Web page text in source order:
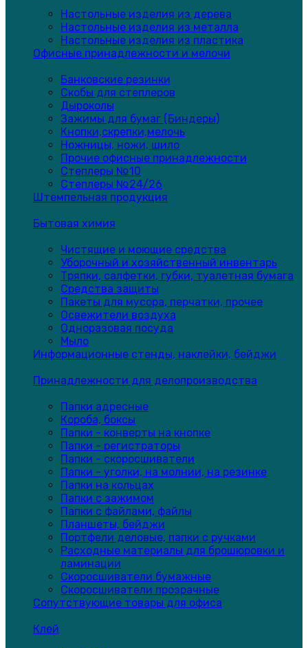
Настольные изделия из дерева
Настольные изделия из металла
Настольные изделия из пластика
Офисные принадлежности и мелочи
Банковские резинки
Скобы для степлеров
Дыроколы
Зажимы для бумаг (Биндеры)
Кнопки,скрепки,мелочь
Ножницы, ножи, шило
Прочие офисные принадлежности
Степлеры №10
Степлеры №24/26
Штемпельная продукция
Бытовая химия
Чистящие и моющие средства
Уборочный и хозяйственный инвентарь
Тряпки, салфетки, губки, туалетная бумага
Средства защиты
Пакеты для мусора, перчатки, прочее
Освежители воздуха
Одноразовая посуда
Мыло
Информационные стенды, наклейки, бейджи
Принадлежности для делопроизводства
Папки адресные
Короба, боксы
Папки - конверты на кнопке
Папки - регистраторы
Папки - скоросшиватели
Папки - уголки, на молнии, на резинке
Папки на кольцах
Папки с зажимом
Папки с файлами, файлы
Планшеты, бейджи
Портфели деловые, папки с ручками
Расходные материалы для брошюровки и
ламинации
Скоросшиватели бумажные
Скоросшиватели прозрачные
Сопутствующие товары для офиса
Клей